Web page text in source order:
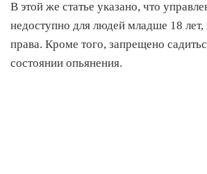
В этой же статье указано, что
недоступно для людей младше 18
права. Кроме того, запрещено
состоянии опьянения.